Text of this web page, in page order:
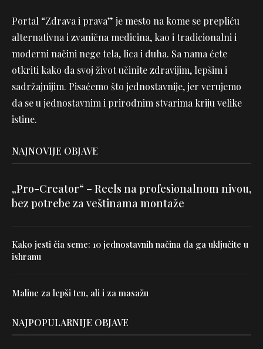
Portal “Zdrava i prava” je mesto na kome se prepliću
alternativna i zvanična medicina, kao i tradicionalni i
moderni načini nege tela, lica i duha. Sa nama ćete
otkriti kako da svoj život učinite zdravijim, lepšim i
sadržajnijim. Pisaćemo što jednostavnije, jer verujemo
da se u jednostavnim i prirodnim stvarima kriju velike
istine.
NAJNOVIJE OBJAVE
„Pro-Creator“ – Reels na profesionalnom nivou,
bez potrebe za veštinama montaže
Kako jesti čia seme: 10 jednostavnih načina da ga uključite u
ishranu
Maline za lepši ten, ali i za masažu
NAJPOPULARNIJE OBJAVE